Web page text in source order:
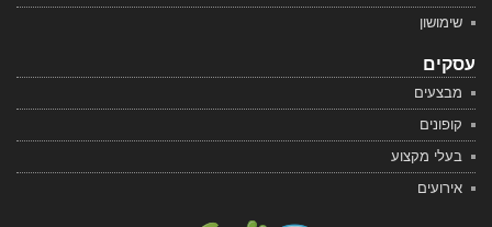
שימושון
עסקים
מבצעים
קופונים
בעלי מקצוע
אירועים